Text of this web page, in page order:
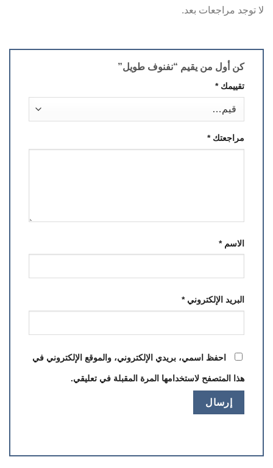
لا توجد مراجعات بعد.
كن أول من يقيم “نفنوف طويل”
تقييمك*
مراجعتك*
الاسم*
البريد الإلكتروني*
احفظ اسمي، بريدي الإلكتروني، والموقع الإلكتروني في
هذا المتصفح لاستخدامها المرة المقبلة في تعليقي.